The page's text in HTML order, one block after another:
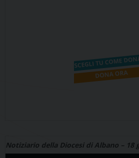
Notiziario della Diocesi di Albano – 18